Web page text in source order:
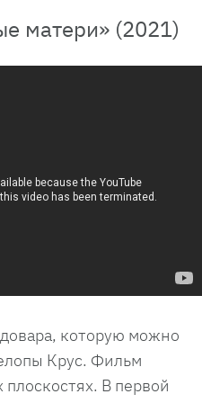
матери» (2021)
которую можно
Крус. Фильм
плоскостях. В первой